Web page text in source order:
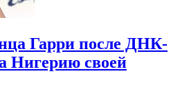
Гарри после ДНК-
Нигерию своей